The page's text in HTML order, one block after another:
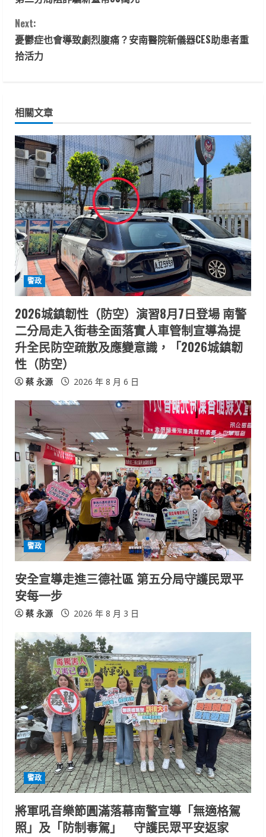
o
n
t
n
u
e
R
e
a
d
i
n
g
Next:
憂鬱症也會導致劇烈腹痛？安南醫院新儀器CES助患者重
拾活力
相關文章
警政
2026城鎮韌性（防空）演習8月7日登場 南警
二分局走入街巷全面落實人車管制宣導為提
升全民防空疏散及應變意識，「2026城鎮韌
性（防空）
蔡 永源 2026 年 8 月 6 日
警政
安全宣導走進三德社區 第五分局守護民眾平
安每一步
蔡 永源 2026 年 8 月 3 日
警政
將軍吼音樂節圓滿落幕南警宣導「無適格駕
照」及「防制毒駕」 守護民眾平安返家